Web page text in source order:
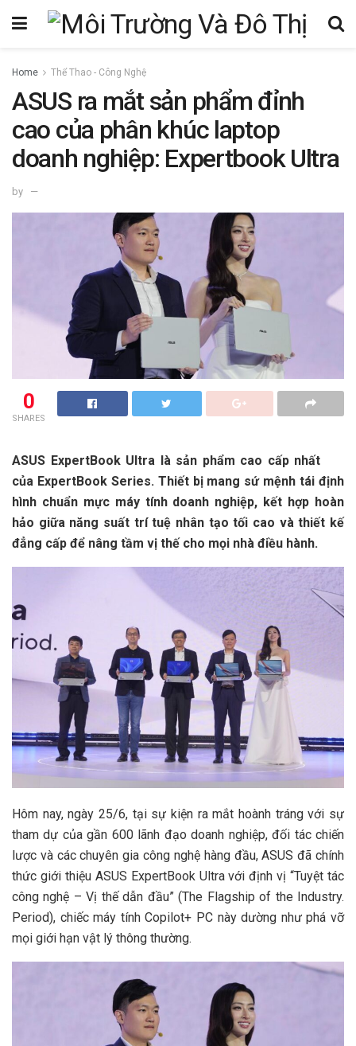
Home Thể Thao - Công Nghệ
ASUS ra mắt sản phẩm đỉnh
cao của phân khúc laptop
doanh nghiệp: Expertbook Ultra
by
0
SHARES
ASUS ExpertBook Ultra là sản phẩm cao cấp nhất
của ExpertBook Series. Thiết bị mang sứ mệnh tái định
hình chuẩn mực máy tính doanh nghiệp, kết hợp hoàn
hảo giữa năng suất trí tuệ nhân tạo tối cao và thiết kế
đẳng cấp để nâng tầm vị thế cho mọi nhà điều hành.
Hôm nay, ngày 25/6, tại sự kiện ra mắt hoành tráng với sự
tham dự của gần 600 lãnh đạo doanh nghiệp, đối tác chiến
lược và các chuyên gia công nghệ hàng đầu, ASUS đã chính
thức giới thiệu ASUS ExpertBook Ultra với định vị “Tuyệt tác
công nghệ – Vị thế dẫn đầu” (The Flagship of the Industry.
Period), chiếc máy tính Copilot+ PC này dường như phá vỡ
mọi giới hạn vật lý thông thường.